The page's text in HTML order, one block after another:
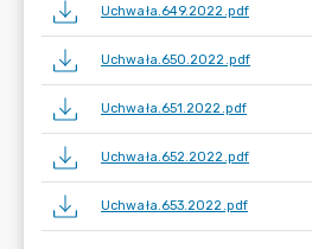
Uchwała.649.2022.pdf
Uchwała.650.2022.pdf
Uchwała.651.2022.pdf
Uchwała.652.2022.pdf
Uchwała.653.2022.pdf